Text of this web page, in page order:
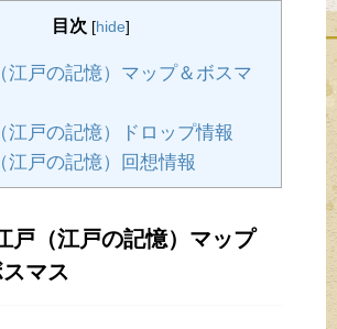
目次 [hide]
江戸の記憶）マップ＆ボスマ
江戸の記憶）ドロップ情報
江戸の記憶）回想情報
戸（江戸の記憶）マップ
スマス